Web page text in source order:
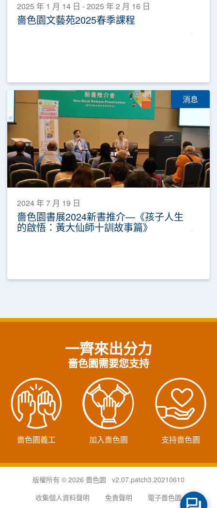
2025 年 1 月 14 日 - 2025 年 2 月 16 日
嗇色園文藝苑2025春季課程
消息
2024 年 7 月 19 日
嗇色園書展2024新書推介—《孩子人生
的啟悟：黃大仙師十訓故事篇》
一齊來出分力
嗇色園需要您支持
嗇色園義工 加入嗇色園 支持嗇色園
版權所有 © 2026 嗇色園 v2.07.patch3.20210610
收集個人資料聲明
免責聲明 電子嗇色園